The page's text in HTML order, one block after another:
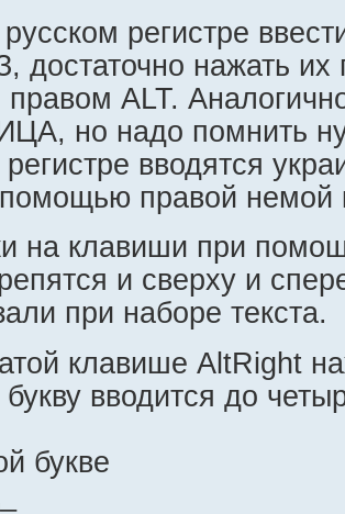
регистре
достаточно нажать их
правом ALT.
но надо помнить
вводятся
правой немой
на клавиши при
и сверху и
при наборе текста.
клавише AltRight
вводится до
букве